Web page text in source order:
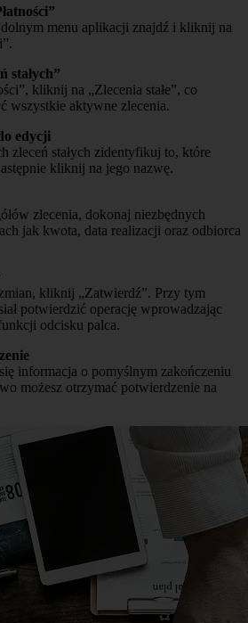
menu aplikacji znajdź i kliknij na
stałych”
kliknij na „Zlecenia stałe”, co
wszystkie aktywne zlecenia.
edycji
zleceń stałych zidentyfikuj to, które
kliknij na jego nazwę.
zlecenia, dokonaj niezbędnych
jak kwota, data realizacji oraz odbiorca
kliknij „Zatwierdź”. Przy tym
potwierdzić operację wprowadzając
odcisku palca.
informacja o pomyślnym zakończeniu
możesz otrzymać potwierdzenie na